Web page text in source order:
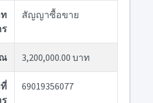
สัญญาซื้อขาย
3,200,000.00 บาท
69019356077